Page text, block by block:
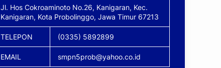
Jl. Hos Cokroaminoto No.26, Kanigaran, Kec.
Kanigaran, Kota Probolinggo, Jawa Timur 67213
TELEPON (0335) 5892899
EMAIL smpn5prob@yahoo.co.id